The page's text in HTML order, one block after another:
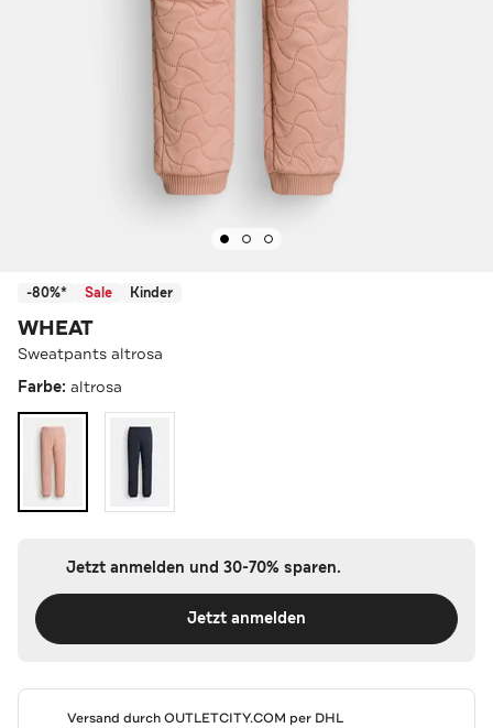
-80%* Sale Kinder
WHEAT
Sweatpants altrosa
Farbe: altrosa
Jetzt anmelden und 30-70% sparen.
Jetzt anmelden
Versand durchOUTLETCITY.COM per DHL